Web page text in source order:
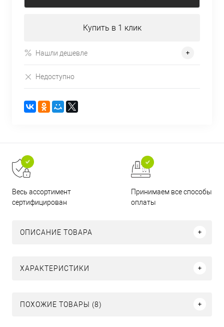
Купить в 1 клик
Нашли дешевле
Недоступно
Весь ассортимент
сертифицирован
Принимаем все способы
оплаты
ОПИСАНИЕ ТОВАРА
ХАРАКТЕРИСТИКИ
ПОХОЖИЕ ТОВАРЫ (8)